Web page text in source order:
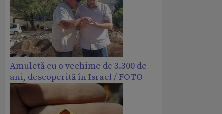
Amuletă cu o vechime de 3.300 de
ani, descoperită în Israel / FOTO